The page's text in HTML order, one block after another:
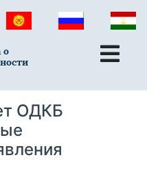
о
ОДКБ